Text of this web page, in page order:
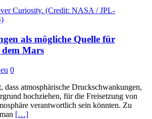
als mögliche Quelle für
Mars
0
dass atmosphärische Druckschwankungen,
hochziehen, für die Freisetzung von
verantwortlich sein könnten. Zu
[…]